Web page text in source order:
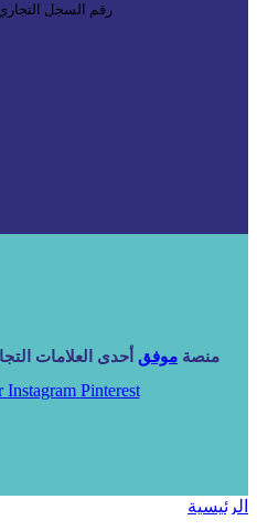
رقم السجل التجاري :
منصة موفق أحدى العلامات
Instagram Pinterest
الرئيسية